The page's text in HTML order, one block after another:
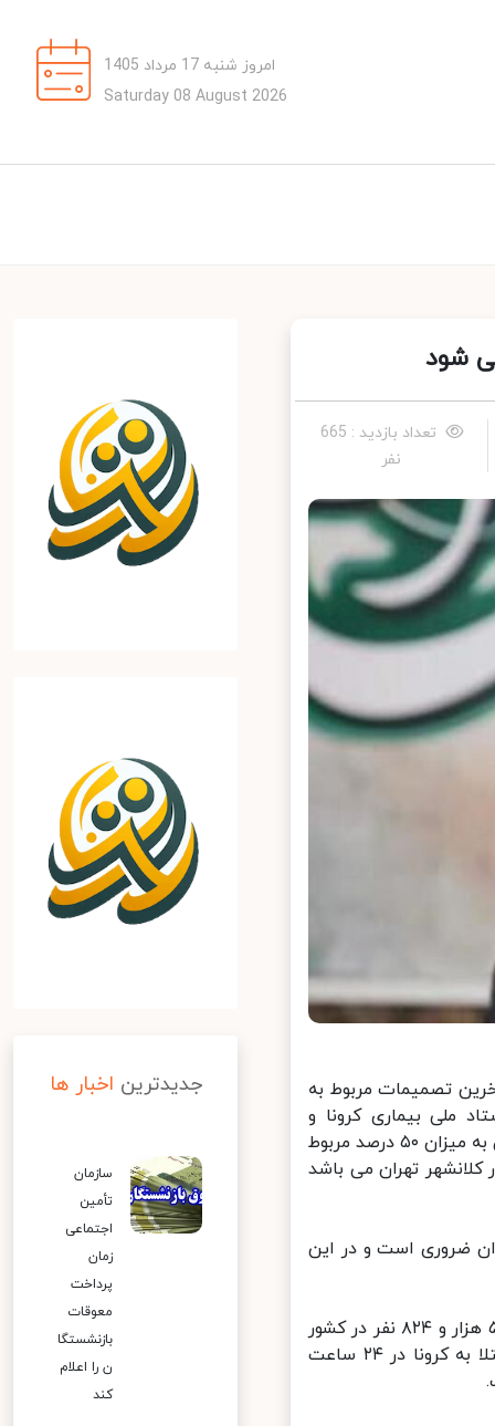
امروز شنبه 17 مرداد 1405
Saturday 08 August 2026
شود
تعداد بازدید : 665
نفر
تصمیمات مربوط به
ملی بیماری کرونا و
بخشنامه سازمان امور اداری و استخدامی کشور موضوع کاهش حضور کارکنان به میزان ۵۰ درصد مربوط
تهران می باشد
ضروری است و در این
به گزارش ایرنا، سخنگوی وزارت بهداشت، درمان و آموزش پزشکی تاکنون ۵۸۱ هزار و ۸۲۴ نفر در کشور
به طور قطعی به ویروس کرونا مبتلا شده و با فوت ۳۴۶ نفر از بیماران مبتلا به کرونا در ۲۴ ساعت
جدیدترین اخبار ها
سازمان
تأمین
اجتماعی
زمان
پرداخت
معوقات
بازنشستگا
ن را اعلام
کند